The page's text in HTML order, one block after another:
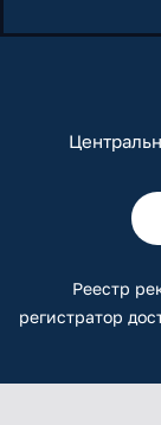
Реестр
регистратор